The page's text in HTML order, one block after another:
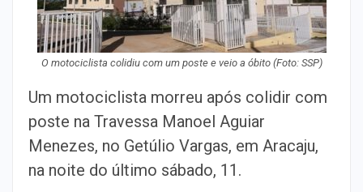
O motociclista colidiu com um poste e veio a óbito (Foto: SSP)
Um motociclista morreu após colidir com
poste na Travessa Manoel Aguiar
Menezes, no Getúlio Vargas, em Aracaju,
na noite do último sábado, 11.